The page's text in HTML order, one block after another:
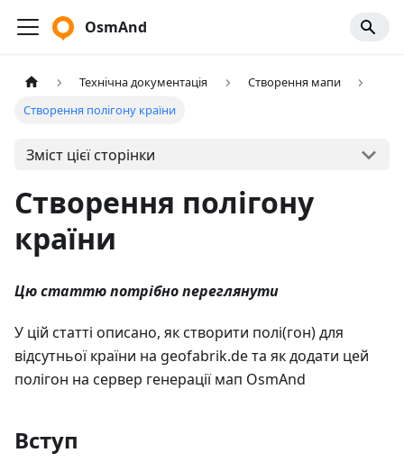
OsmAnd
Технічна документація
Створення мапи
Створення полігону країни
Зміст цієї сторінки
Створення полігону
країни
Цю статтю потрібно переглянути
У цій статті описано, як створити полі(гон) для
відсутньої країни на geofabrik.de та як додати цей
полігон на сервер генерації мап OsmAnd
Вступ